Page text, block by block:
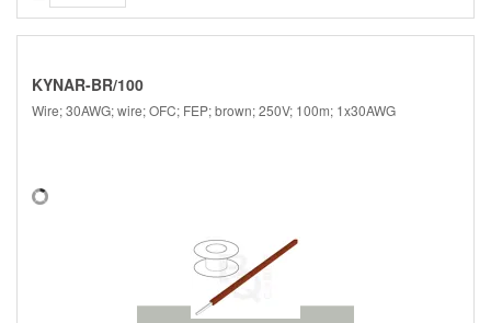
KYNAR-BR/100
Wire; 30AWG; wire; OFC; FEP; brown; 250V; 100m; 1x30AWG